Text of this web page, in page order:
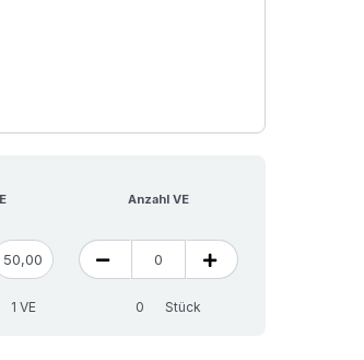
Anzahl VE
50,00
1 VE Stück